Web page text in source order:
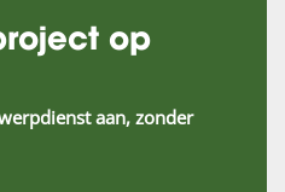
op
aan, zonder